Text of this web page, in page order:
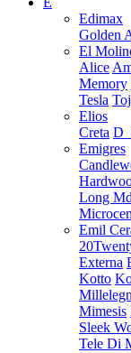
Edimax
Golden
El
Alice
Memory
Tesla
Elios
Creta
Emigres
Long
Emil
Externa
Kotto
Mimesis
Sleek
Tele Di